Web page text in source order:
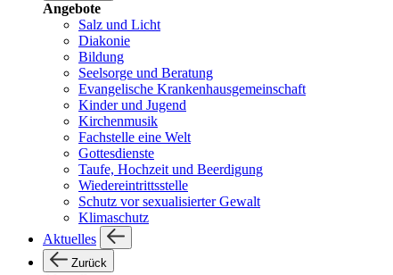
Angebote
Salz und Licht
Diakonie
Bildung
Seelsorge und Beratung
Evangelische Krankenhausgemeinschaft
Kinder und Jugend
Kirchenmusik
Fachstelle eine Welt
Gottesdienste
Taufe, Hochzeit und Beerdigung
Wiedereintrittsstelle
Schutz vor sexualisierter Gewalt
Klimaschutz
Aktuelles
Zurück